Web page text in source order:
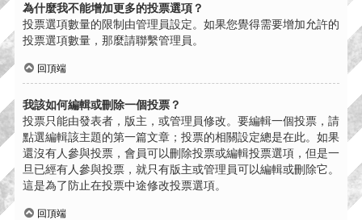
為什麼我不能增加更多的投票選項？
投票選項數量的限制由管理員設定。如果您覺得需要增加允許的
投票選項數量，那麼請聯繫管理員。
回頂端
我該如何編輯或刪除一個投票？
投票只能由發表者，版主，或管理員修改。要編輯一個投票，請
點選編輯該主題的第一篇文章；投票的相關設定總是在此。如果
還沒有人參與投票，會員可以刪除投票或編輯投票選項，但是一
旦已經有人參與投票，就只有版主或管理員可以編輯或刪除它。
這是為了防止在投票中途修改投票選項。
回頂端